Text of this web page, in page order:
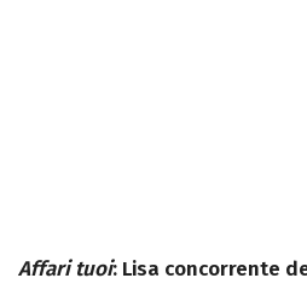
Affari tuoi: Lisa concorrente